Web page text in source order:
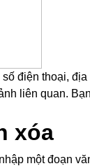
điện thoại,
liên quan.
xóa
một đoạn